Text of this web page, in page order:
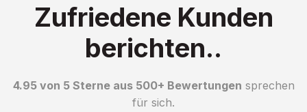
Zufriedene Kunden
berichten..
4.95 von 5 Sterne aus 500+ Bewertungen sprechen
für sich.